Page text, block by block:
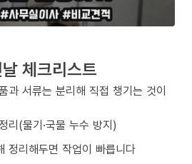
체크리스트
과 서류는 분리해 직접 챙기는 것이
리(물기·국물 누수 방지)
정리해두면 작업이 빠릅니다